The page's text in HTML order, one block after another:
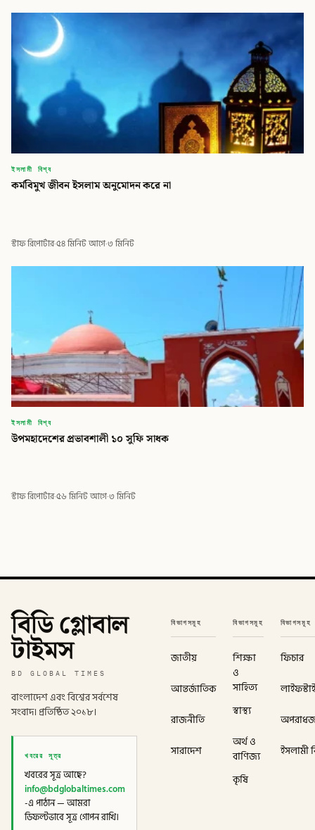
ইসলামী বিশ্ব
কর্মবিমুখ জীবন ইসলাম অনুমোদন করে না
স্টাফ রিপোর্টার·৫৪ মিনিট আগে·৩ মিনিট
ইসলামী বিশ্ব
উপমহাদেশের প্রভাবশালী ১০ সুফি সাধক
স্টাফ রিপোর্টার·৫৬ মিনিট আগে·৩ মিনিট
বিডি গ্লোবাল
টাইমস
BD GLOBAL TIMES
বাংলাদেশ এবং বিশ্বের সর্বশেষ
সংবাদ। প্রতিষ্ঠিত ২০১৮।
খবরের সূত্র
খবরের সূত্র আছে?
info@bdglobaltimes.com
-এ পাঠান — আমরা
ডিফল্টভাবে সূত্র গোপন রাখি।
বিভাগসমূহ
জাতীয়
আন্তর্জাতিক
রাজনীতি
সারাদেশ
বিভাগসমূহ
শিক্ষা
ও
সাহিত্য
স্বাস্থ্য
অর্থ ও
বাণিজ্য
কৃষি
বিভাগসমূহ
ফিচার
ইসলামী